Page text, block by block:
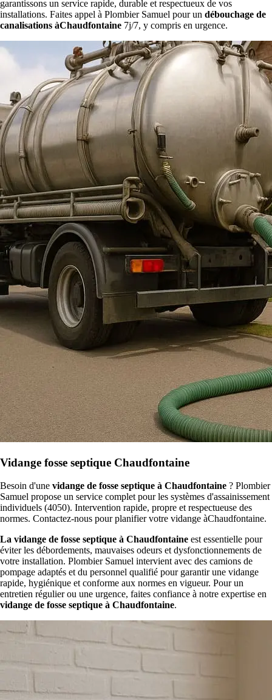
garantissons un service rapide, durable et respectueux de vos
installations. Faites appel à Plombier Samuel pour un débouchage de
canalisations àChaudfontaine 7j/7, y compris en urgence.
Vidange fosse septique Chaudfontaine
Besoin d'une vidange de fosse septique à Chaudfontaine ? Plombier
Samuel propose un service complet pour les systèmes d'assainissement
individuels (4050). Intervention rapide, propre et respectueuse des
normes. Contactez-nous pour planifier votre vidange àChaudfontaine.
La vidange de fosse septique à Chaudfontaine est essentielle pour
éviter les débordements, mauvaises odeurs et dysfonctionnements de
votre installation. Plombier Samuel intervient avec des camions de
pompage adaptés et du personnel qualifié pour garantir une vidange
rapide, hygiénique et conforme aux normes en vigueur. Pour un
entretien régulier ou une urgence, faites confiance à notre expertise en
vidange de fosse septique à Chaudfontaine.